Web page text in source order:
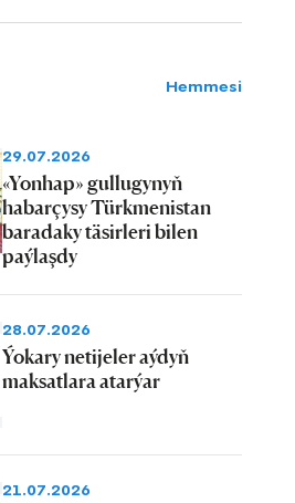
Hemmesi
29.07.2026
«Yonhap» gullugynyň
habarçysy Türkmenistan
baradaky täsirleri bilen
paýlaşdy
28.07.2026
Ýokary netijeler aýdyň
maksatlara atarýar
21.07.2026